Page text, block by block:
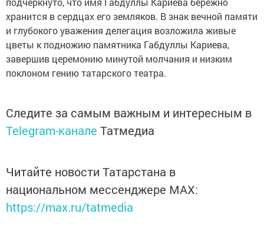
хранится в сердцах его земляков. В знак вечной памяти
и глубокого уважения делегация возложила живые
цветы к подножию памятника Габдуллы Кариева,
завершив церемонию минутой молчания и низким
поклоном гению татарского театра.
Следите за самым важным и интересным в
Telegram-канале Татмедиа
Читайте новости Татарстана в
национальном мессенджере MАХ:
https://max.ru/tatmedia